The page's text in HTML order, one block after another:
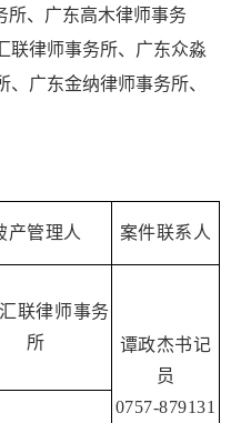
所、广东高木律师事务
联律师事务所、广东众淼
广东金纳律师事务所、
产管理人 案件联系人
联律师事务
所
谭政杰书记
员
0757-879131